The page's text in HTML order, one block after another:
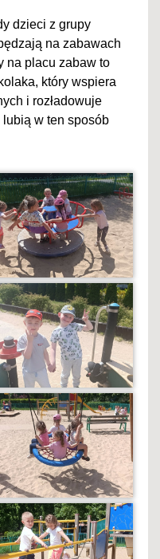
dzieci z grupy
na zabawach
na placu zabaw to
który wspiera
i rozładowuje
w ten sposób